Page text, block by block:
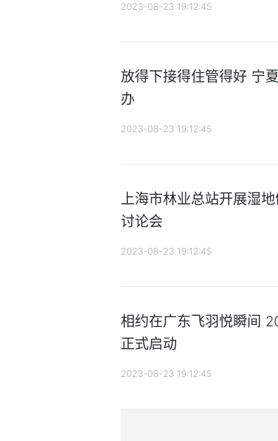
2023-08-23 19:12:45
放得下接得住管得好 宁
办
2023-08-23 19:12:45
上海市林业总站开展湿
讨论会
2023-08-23 19:12:45
相约在广东飞羽悦瞬间
正式启动
2023-08-23 19:12:45